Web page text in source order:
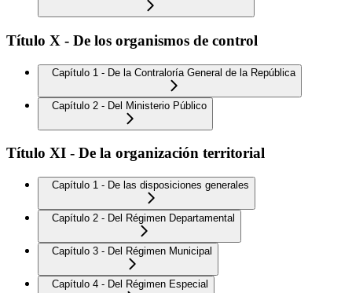
Título X - De los organismos de control
Capítulo 1 - De la Contraloría General de la República
Capítulo 2 - Del Ministerio Público
Título XI - De la organización territorial
Capítulo 1 - De las disposiciones generales
Capítulo 2 - Del Régimen Departamental
Capítulo 3 - Del Régimen Municipal
Capítulo 4 - Del Régimen Especial